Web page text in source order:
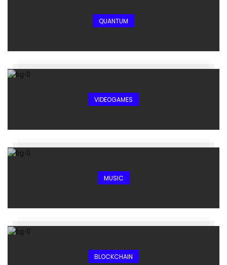
QUANTUM
VIDEOGAMES
MUSIC
BLOCKCHAIN